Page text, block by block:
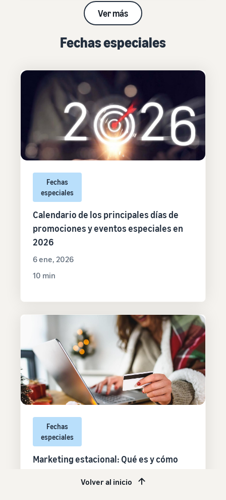
Ver más
Fechas especiales
Fechas
especiales
Calendario de los principales días de
promociones y eventos especiales en
2026
6 ene, 2026
10 min
Fechas
especiales
Marketing estacional: Qué es y cómo
Volver al inicio